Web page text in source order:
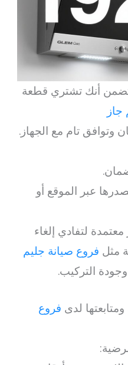
تضمن أنك تشتري قطعة
وتوافق تام مع الجهاز.
عبر الموقع أو
لتفادي إلغاء
مثل فروع صيانة جليم
التركيب.
لدى فروع